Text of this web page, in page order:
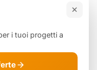
320 MW di
ha
mineraria per
nell’impianto
mai
i tuoi progetti a